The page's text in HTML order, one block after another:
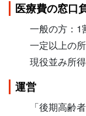
医療費の窓口
一般の方：1
一定以上の
現役並み所
運営
「後期高齢者